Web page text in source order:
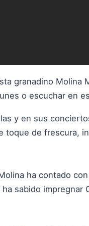
granadino Molina
o escuchar en
y en sus
toque de frescura,
ha contado
sabido